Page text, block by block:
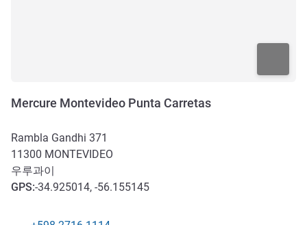
Mercure Montevideo Punta Carretas
Rambla Gandhi 371
11300 MONTEVIDEO
우루과이
GPS:-34.925014, -56.155145